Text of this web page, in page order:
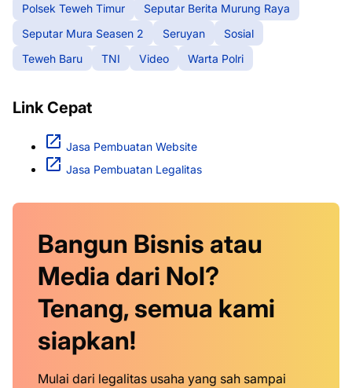
Polsek Teweh Timur
Seputar Berita Murung Raya
Seputar Mura Seasen 2
Seruyan
Sosial
Teweh Baru
TNI Video Warta Polri
Link Cepat
Jasa Pembuatan Website
Jasa Pembuatan Legalitas
Bangun Bisnis atau
Media dari Nol?
Tenang, semua kami
siapkan!
Mulai dari legalitas usaha yang sah sampai